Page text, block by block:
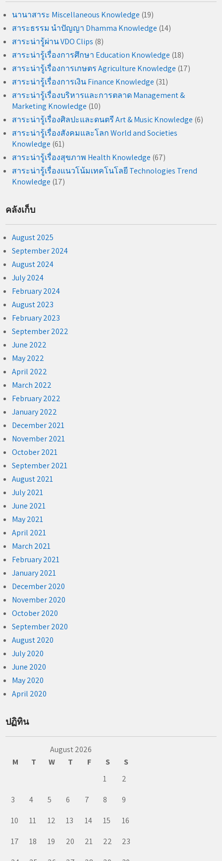
นานาสาระ Miscellaneous Knowledge (19)
สาระธรรม นำปัญญา Dhamma Knowledge (14)
สาระน่ารู้ผ่าน VDO Clips (8)
สาระน่ารู้เรื่องการศึกษา Education Knowledge (18)
สาระน่ารู้เรื่องการเกษตร Agriculture Knowledge (17)
สาระน่ารู้เรื่องการเงิน Finance Knowledge (31)
สาระน่ารู้เรื่องบริหารและการตลาด Management &
Marketing Knowledge (10)
สาระน่ารู้เรื่องศิลปะและดนตรี Art & Music Knowledge (6)
สาระน่ารู้เรื่องสังคมและโลก World and Societies
Knowledge (61)
สาระน่ารู้เรื่องสุขภาพ Health Knowledge (67)
สาระน่ารู้เรื่องแนวโน้มเทคโนโลยี Technologies Trend
Knowledge (17)
คลังเก็บ
August 2025
September 2024
August 2024
July 2024
February 2024
August 2023
February 2023
September 2022
June 2022
May 2022
April 2022
March 2022
February 2022
January 2022
December 2021
November 2021
October 2021
September 2021
August 2021
July 2021
June 2021
May 2021
April 2021
March 2021
February 2021
January 2021
December 2020
November 2020
October 2020
September 2020
August 2020
July 2020
June 2020
May 2020
April 2020
ปฏิทิน
August 2026
M
T W T F S
S
1
2
3
4 5 6 7 8
9
10
11 12 13 14 15
16
17
18 19 20 21 22
23